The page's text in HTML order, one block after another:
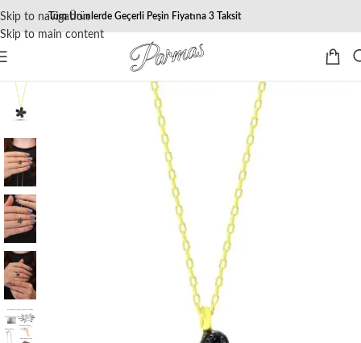
Skip to navigation
Skip to main content
Tüm Ürünlerde Geçerli Peşin Fiyatına 3 Taksit